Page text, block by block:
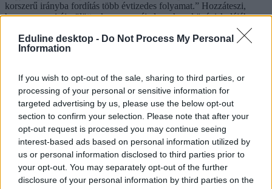
Eduline desktop - Do Not Process My Personal
Information
If you wish to opt-out of the sale, sharing to third parties, or
processing of your personal or sensitive information for
targeted advertising by us, please use the below opt-out
section to confirm your selection. Please note that after your
opt-out request is processed you may continue seeing
interest-based ads based on personal information utilized by
us or personal information disclosed to third parties prior to
your opt-out. You may separately opt-out of the further
disclosure of your personal information by third parties on the
korszerű irányba fordítás több évtizedes folyamat.” Hozzáteszi,
hogy egy mai újszülöttnek szerencséje lesz, ha a középiskolájában
már érezhető lesz a változás, és egy jobb oktatási rendszerben
érettségizhet.
fizikai körülmények is riasztóak.
Az iskolák gyakran alá vannak dúcolva, leszakad a
vakolat, kiesik az ablak, olyan a vécé, hogy az ember
inkább kifordul onnan.